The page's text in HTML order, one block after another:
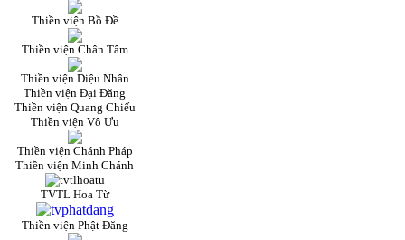
Thiền viện Bồ Đề
Thiền viện Chân Tâm
Thiền viện Diệu Nhân
Thiền viện Đại Đăng
Thiền viện Quang Chiếu
Thiền viện Vô Ưu
Thiền viện Chánh Pháp
Thiền viện Minh Chánh
TVTL Hoa Từ
Thiền viện Phật Đăng